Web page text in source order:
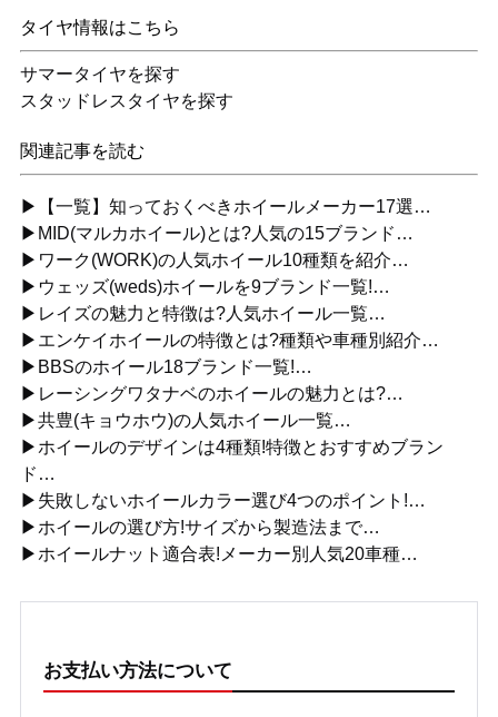
タイヤ情報はこちら
サマータイヤを探す
スタッドレスタイヤを探す
関連記事を読む
▶【一覧】知っておくべきホイールメーカー17選…
▶MID(マルカホイール)とは?人気の15ブランド…
▶ワーク(WORK)の人気ホイール10種類を紹介…
▶ウェッズ(weds)ホイールを9ブランド一覧!…
▶レイズの魅力と特徴は?人気ホイール一覧…
▶エンケイホイールの特徴とは?種類や車種別紹介…
▶BBSのホイール18ブランド一覧!…
▶レーシングワタナベのホイールの魅力とは?…
▶共豊(キョウホウ)の人気ホイール一覧…
▶ホイールのデザインは4種類!特徴とおすすめブラン
ド…
▶失敗しないホイールカラー選び4つのポイント!…
▶ホイールの選び方!サイズから製造法まで…
▶ホイールナット適合表!メーカー別人気20車種…
お支払い方法について